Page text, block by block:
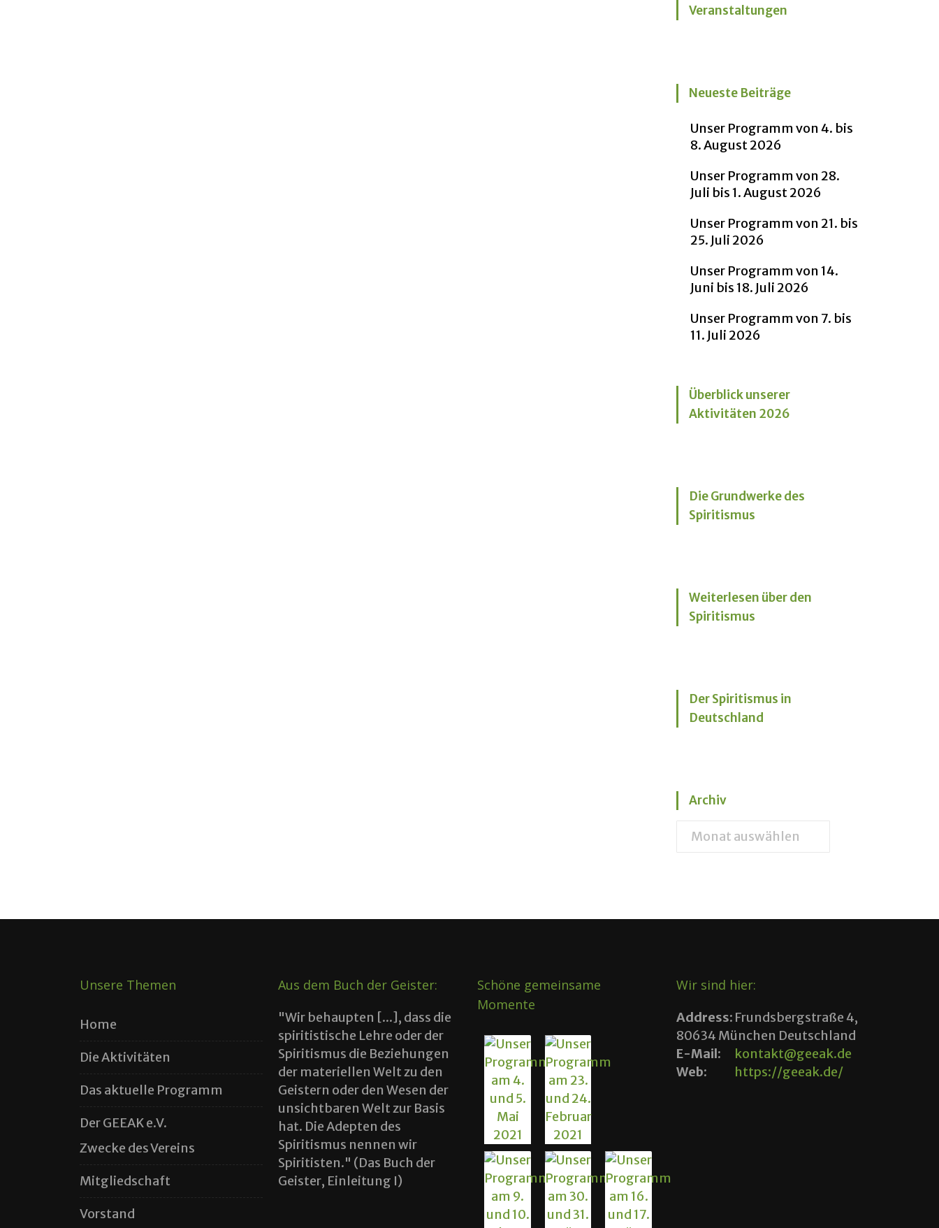
Veranstaltungen
Neueste Beiträge
Unser Programm von 4. bis
8. August 2026
Unser Programm von 28.
Juli bis 1. August 2026
Unser Programm von 21. bis
25. Juli 2026
Unser Programm von 14.
Juni bis 18. Juli 2026
Unser Programm von 7. bis
11. Juli 2026
Überblick unserer
Aktivitäten 2026
Die Grundwerke des
Spiritismus
Weiterlesen über den
Spiritismus
Der Spiritismus in
Deutschland
Archiv
Unsere Themen
Home
Die Aktivitäten
Das aktuelle Programm
Der GEEAK e.V.
Zwecke des Vereins
Mitgliedschaft
Vorstand
Aus dem Buch der Geister:
"Wir behaupten [...], dass die
spiritistische Lehre oder der
Spiritismus die Beziehungen
der materiellen Welt zu den
Geistern oder den Wesen der
unsichtbaren Welt zur Basis
hat. Die Adepten des
Spiritismus nennen wir
Spiritisten." (Das Buch der
Geister, Einleitung I)
Schöne gemeinsame
Momente
Wir sind hier:
Address: Frundsbergstraße 4,
80634 München Deutschland
E-Mail:
kontakt@geeak.de
Web:
https://geeak.de/